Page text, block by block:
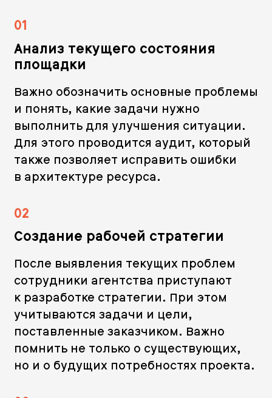
01
Анализ текущего состояния
площадки
Важно обозначить основные проблемы
и понять, какие задачи нужно
выполнить для улучшения ситуации.
Для этого проводится аудит, который
также позволяет исправить ошибки
в архитектуре ресурса.
02
Создание рабочей стратегии
После выявления текущих проблем
сотрудники агентства приступают
к разработке стратегии. При этом
учитываются задачи и цели,
поставленные заказчиком. Важно
помнить не только о существующих,
но и о будущих потребностях проекта.